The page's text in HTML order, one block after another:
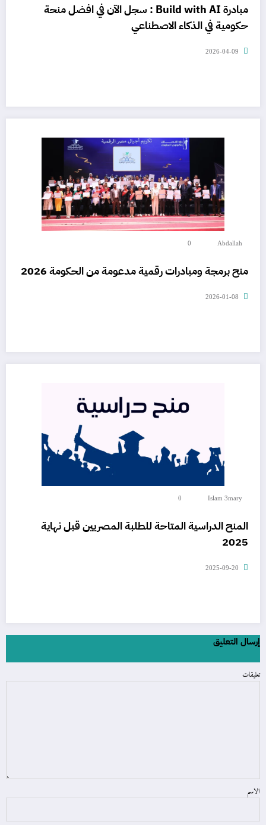
مبادرة Build with AI : سجل الآن في افضل منحة
حكومية في الذكاء الاصطناعي
2026-04-09
Abdallah
0
منح برمجة ومبادرات رقمية مدعومة من الحكومة 2026
2026-01-08
Islam 3mary
0
المنح الدراسية المتاحة للطلبة المصريين قبل نهاية
2025
2025-09-20
إرسال التعليق
تعليقات
الاسم